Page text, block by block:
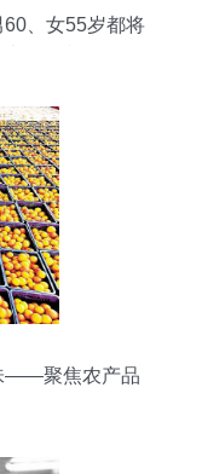
60、女55岁都将
——聚焦农产品